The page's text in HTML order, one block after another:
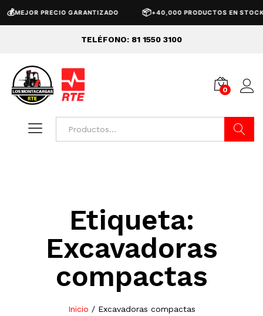
💰MEJOR PRECIO GARANTIZADO 📦+40,000 PRODUCTOS EN STOCK
TELÉFONO: 81 1550 3100
0
Etiqueta:
Excavadoras
compactas
Inicio / Excavadoras compactas